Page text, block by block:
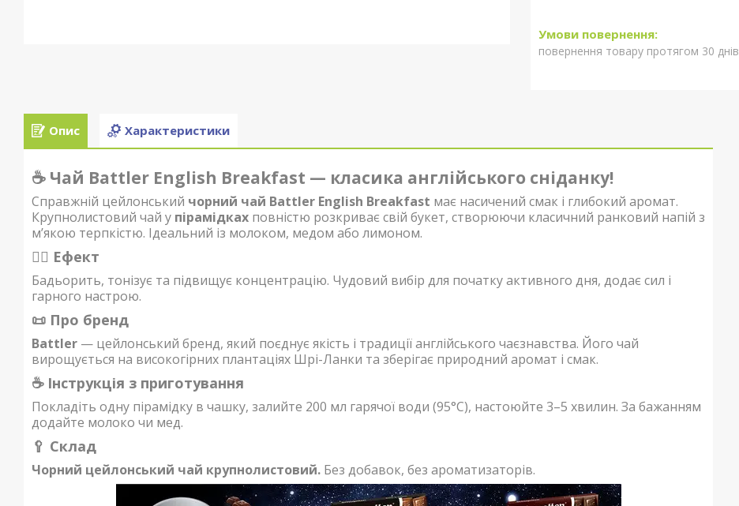
повернення товару протягом 30 днів
Опис Характеристики
☕ Чай Battler English Breakfast — класика англійського сніданку!
Справжній цейлонський чорний чай Battler English Breakfast має насичений смак і глибокий аромат.
Крупнолистовий чай у пірамідках повністю розкриває свій букет, створюючи класичний ранковий напій з
м’якою терпкістю. Ідеальний із молоком, медом або лимоном.
🧘‍♂️ Ефект
Бадьорить, тонізує та підвищує концентрацію. Чудовий вибір для початку активного дня, додає сил і
гарного настрою.
📜 Про бренд
Battler — цейлонський бренд, який поєднує якість і традиції англійського чаєзнавства. Його чай
вирощується на високогірних плантаціях Шрі-Ланки та зберігає природний аромат і смак.
☕ Інструкція з приготування
Покладіть одну пірамідку в чашку, залийте 200 мл гарячої води (95°C), настоюйте 3–5 хвилин. За бажанням
додайте молоко чи мед.
🥄 Склад
Чорний цейлонський чай крупнолистовий. Без добавок, без ароматизаторів.